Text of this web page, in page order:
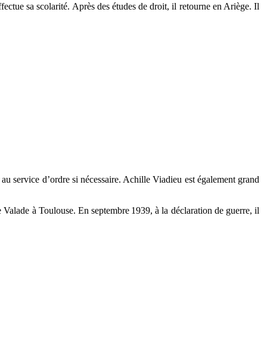
sa scolarité. Après des études de droit, il retourne en Ariège. Il
service d’ordre si nécessaire. Achille Viadieu est également grand
à Toulouse. En septembre 1939, à la déclaration de guerre, il